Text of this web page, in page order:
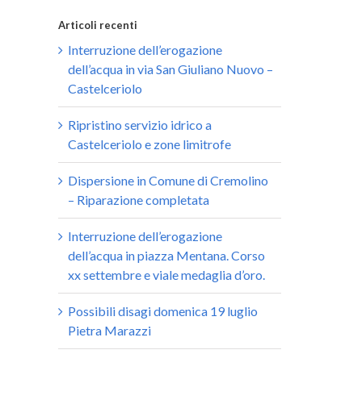
Articoli recenti
Interruzione dell’erogazione
dell’acqua in via San Giuliano Nuovo –
Castelceriolo
Ripristino servizio idrico a
Castelceriolo e zone limitrofe
Dispersione in Comune di Cremolino
– Riparazione completata
Interruzione dell’erogazione
dell’acqua in piazza Mentana. Corso
xx settembre e viale medaglia d’oro.
Possibili disagi domenica 19 luglio
Pietra Marazzi